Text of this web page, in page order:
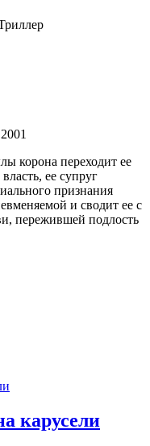
корона переходит ее
ее супруг
признания
и сводит ее с
пережившей подлость
карусели